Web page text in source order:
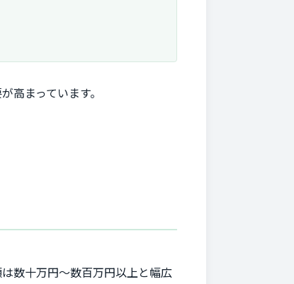
高まっています。
数十万円～数百万円以上と幅広